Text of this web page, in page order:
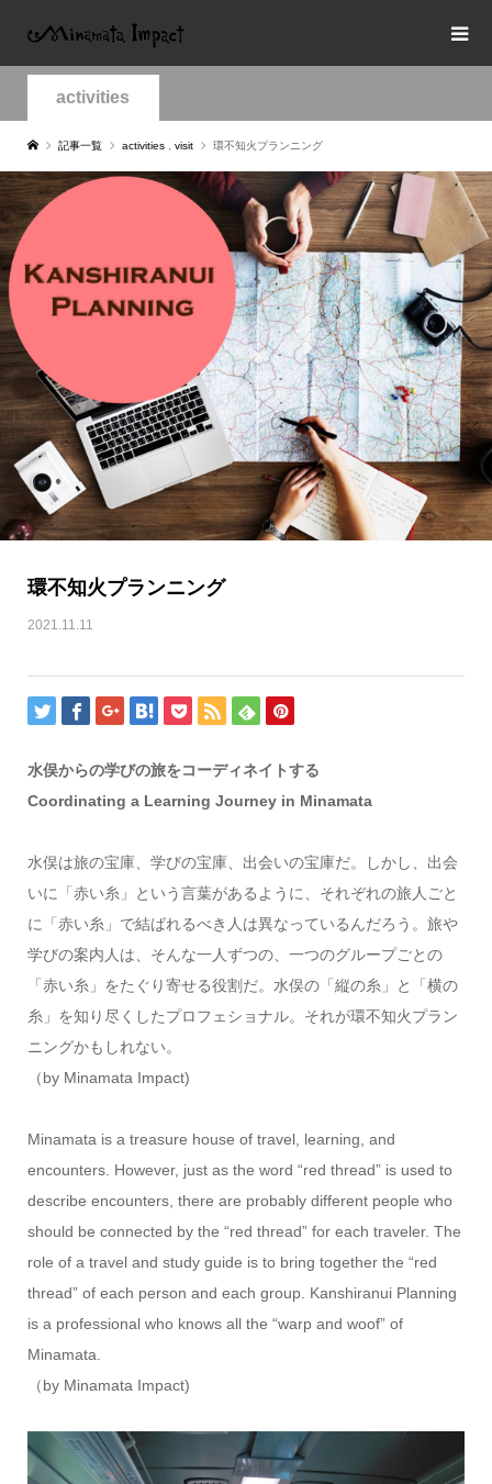
activities
記事一覧 activities visit 環不知火プランニング
環不知火プランニング
2021.11.11
水俣からの学びの旅をコーディネイトする
Coordinating a Learning Journey in Minamata
水俣は旅の宝庫、学びの宝庫、出会いの宝庫だ。しかし、出会
いに「赤い糸」という言葉があるように、それぞれの旅人ごと
に「赤い糸」で結ばれるべき人は異なっているんだろう。旅や
学びの案内人は、そんな一人ずつの、一つのグループごとの
「赤い糸」をたぐり寄せる役割だ。水俣の「縦の糸」と「横の
糸」を知り尽くしたプロフェショナル。それが環不知火プラン
ニングかもしれない。
（by Minamata Impact)
Minamata is a treasure house of travel, learning, and
encounters. However, just as the word “red thread” is used to
describe encounters, there are probably different people who
should be connected by the “red thread” for each traveler. The
role of a travel and study guide is to bring together the “red
thread” of each person and each group. Kanshiranui Planning
is a professional who knows all the “warp and woof” of
Minamata.
（by Minamata Impact)